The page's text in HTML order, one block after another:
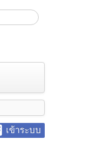
เข้าระบบ